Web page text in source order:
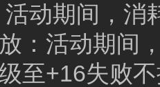
动期间，消
：活动期间
至+16失败